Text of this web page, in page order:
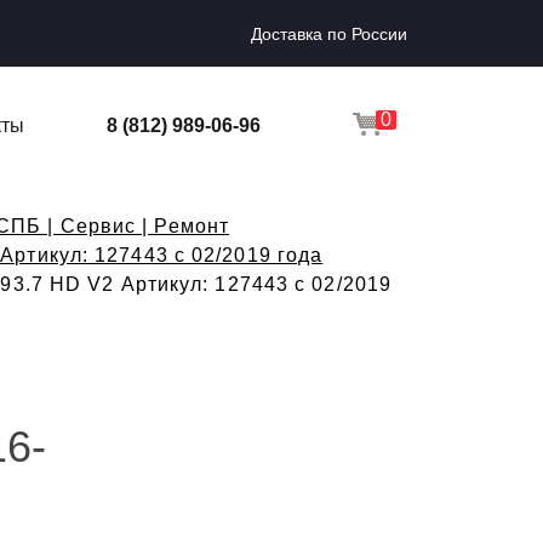
Доставка по России
8 (812) 989-06-96 0
| Сервис | Ремонт
127443 с 02/2019 года
HD V2 Артикул: 127443 с 02/2019